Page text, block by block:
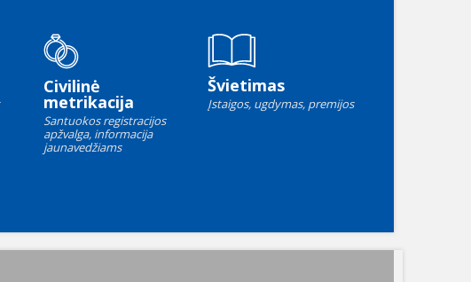
Civilinė
metrikacija
Santuokos registracijos
apžvalga, informacija
jaunavedžiams
Švietimas
Įstaigos, ugdymas, premijos